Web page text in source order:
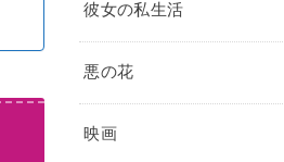
彼女の私生活
悪の花
映画